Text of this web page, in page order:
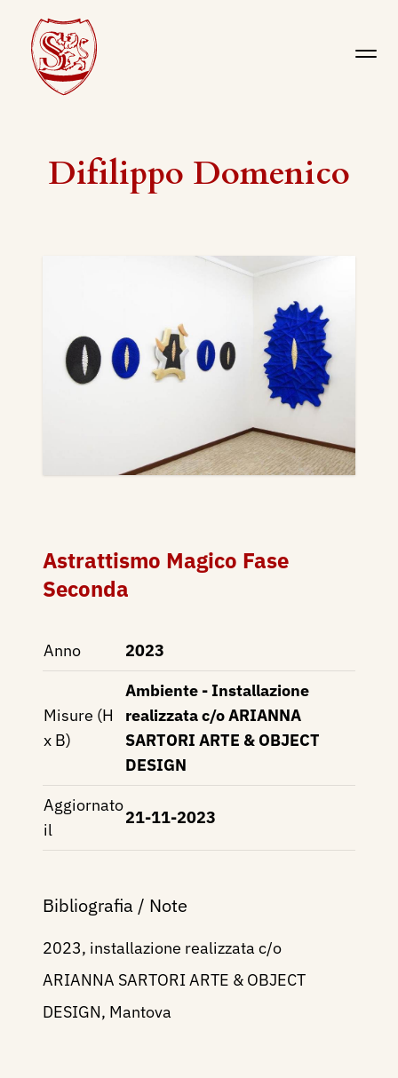
Difilippo Domenico
Astrattismo Magico Fase
Seconda
Anno 2023
Misure (H
x B)
Ambiente - Installazione
realizzata c/o ARIANNA
SARTORI ARTE & OBJECT
DESIGN
Aggiornato
il
21-11-2023
Bibliografia / Note
2023, installazione realizzata c/o
ARIANNA SARTORI ARTE & OBJECT
DESIGN, Mantova